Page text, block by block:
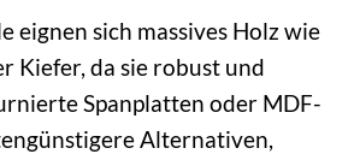
eignen sich massives Holz wie
Kiefer, da sie robust und
Spanplatten oder MDF-
Alternativen,